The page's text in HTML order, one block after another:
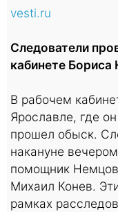
vesti.ru
Следователи
кабинете Бориса
В рабочем
Ярославле, где
прошел обыск.
накануне
помощник
Михаил Конев.
рамках